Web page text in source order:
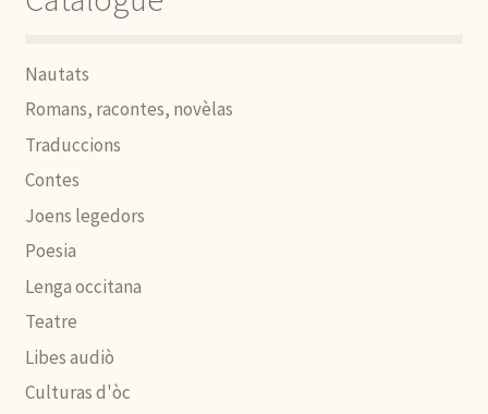
Nautats
Romans, racontes, novèlas
Traduccions
Contes
Joens legedors
Poesia
Lenga occitana
Teatre
Libes audiò
Culturas d'òc